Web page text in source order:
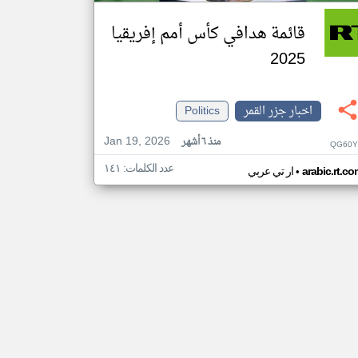
قائمة هدافي كأس أمم إفريقيا
2025
اخبار جزر القمر
Politics
Jan 19, 2026
منذ ٦ أشهر
ار تي عربي• عدد الكلمات: ١٤١